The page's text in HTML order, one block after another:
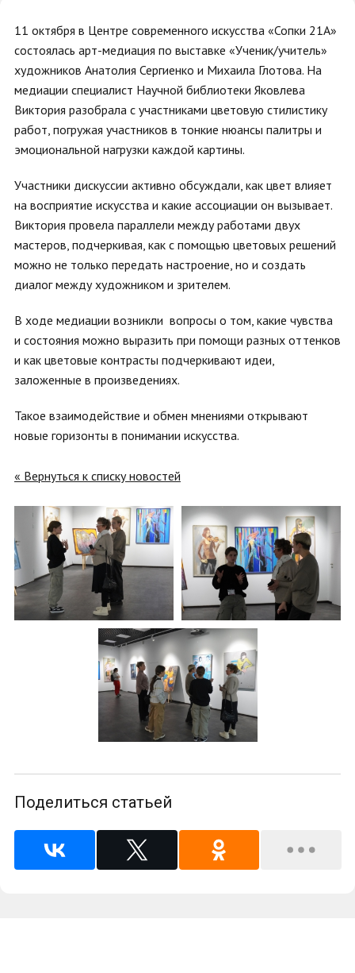
11 октября в Центре современного искусства «Сопки 21А»
состоялась арт-медиация по выставке «Ученик/учитель»
художников Анатолия Сергиенко и Михаила Глотова. На
медиации специалист Научной библиотеки Яковлева
Виктория разобрала с участниками цветовую стилистику
работ, погружая участников в тонкие нюансы палитры и
эмоциональной нагрузки каждой картины.
Участники дискуссии активно обсуждали, как цвет влияет
на восприятие искусства и какие ассоциации он вызывает.
Виктория провела параллели между работами двух
мастеров, подчеркивая, как с помощью цветовых решений
можно не только передать настроение, но и создать
диалог между художником и зрителем.
В ходе медиации возникли вопросы о том, какие чувства
и состояния можно выразить при помощи разных оттенков
и как цветовые контрасты подчеркивают идеи,
заложенные в произведениях.
Такое взаимодействие и обмен мнениями открывают
новые горизонты в понимании искусства.
« Вернуться к списку новостей
Поделиться статьей